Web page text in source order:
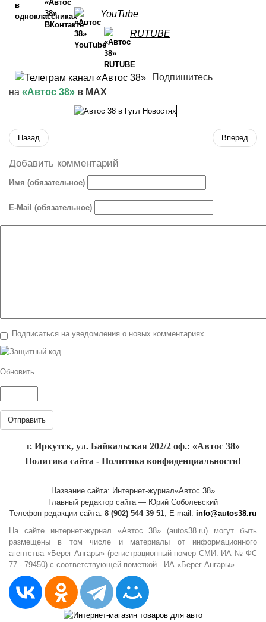
YouTube
RUTUBE
Подпишитесь
на «Автос 38» в MAX
Назад Вперед
Добавить комментарий
Имя (обязательное)
E-Mail (обязательное)
Подписаться на уведомления о новых комментариях
Обновить
Отправить
г. Иркутск, ул. Байкальская 202/2 оф.: «Автос 38»
Политика сайта - Политика конфиденциальности!
Название сайта: Интернет-журнал«Автос 38»
Главный редактор сайта — Юрий Соболевский
Телефон редакции сайта: 8 (902) 544 39 51, E-mail: info@autos38.ru
На сайте интернет-журнал «Автос 38» (autos38.ru) могут быть
размещены в том числе и материалы от информационного
агентства «Берег Ангары» (регистрационный номер СМИ: ИА № ФС
77 - 79450) с соответствующей пометкой - ИА «Берег Ангары».